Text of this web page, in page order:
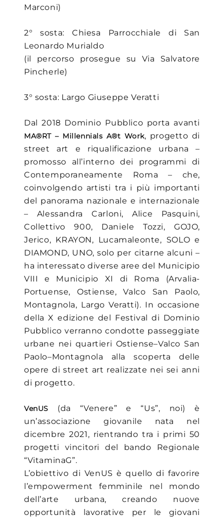
Marconi)
2° sosta: Chiesa Parrocchiale di San
Leonardo Murialdo
(il percorso prosegue su Via Salvatore
Pincherle)
3° sosta: Largo Giuseppe Veratti
Dal 2018 Dominio Pubblico porta avanti
MA®RT – Millennials A®t Work, progetto di
street art e riqualificazione urbana –
promosso all’interno dei programmi di
Contemporaneamente Roma – che,
coinvolgendo artisti tra i più importanti
del panorama nazionale e internazionale
– Alessandra Carloni, Alice Pasquini,
Collettivo 900, Daniele Tozzi, GOJO,
Jerico, KRAYON, Lucamaleonte, SOLO e
DIAMOND, UNO, solo per citarne alcuni –
ha interessato diverse aree del Municipio
VIII e Municipio XI di Roma (Arvalia-
Portuense, Ostiense, Valco San Paolo,
Montagnola, Largo Veratti). In occasione
della X edizione del Festival di Dominio
Pubblico verranno condotte passeggiate
urbane nei quartieri Ostiense–Valco San
Paolo–Montagnola alla scoperta delle
opere di street art realizzate nei sei anni
di progetto.
VenUS (da “Venere” e “Us”, noi) è
un’associazione giovanile nata nel
dicembre 2021, rientrando tra i primi 50
progetti vincitori del bando Regionale
“VitaminaG”.
L’obiettivo di VenUS è quello di favorire
l’empowerment femminile nel mondo
dell’arte urbana, creando nuove
opportunità lavorative per le giovani